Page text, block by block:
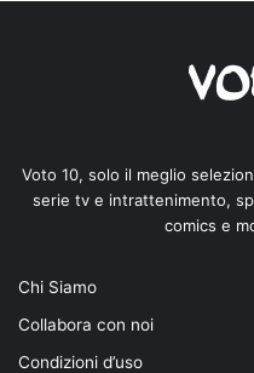
Voto 10, solo il meglio
serie tv e intrattenimento,
comics e
Chi Siamo
Collabora con noi
Condizioni d’uso